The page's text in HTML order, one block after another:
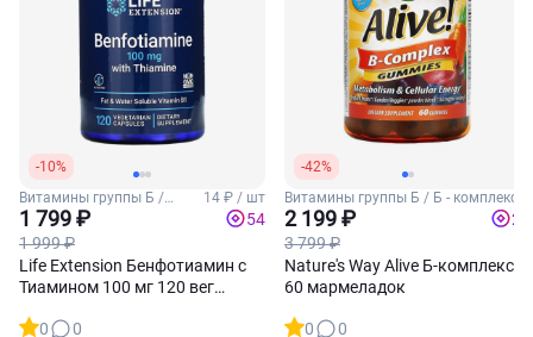
-10%
Витамины группы Б /
Витамин Б1 (Тиамин)
14 ₽ / шт
1 799 ₽
1 999 ₽
54
Life Extension Бенфотиамин с
Тиамином 100 мг 120 вег
0
0
-42%
Витамины группы Б / Б - комплекс
2 199 ₽
3 799 ₽
22
Nature's Way Alive Б-комплекс
60 мармеладок
0
0